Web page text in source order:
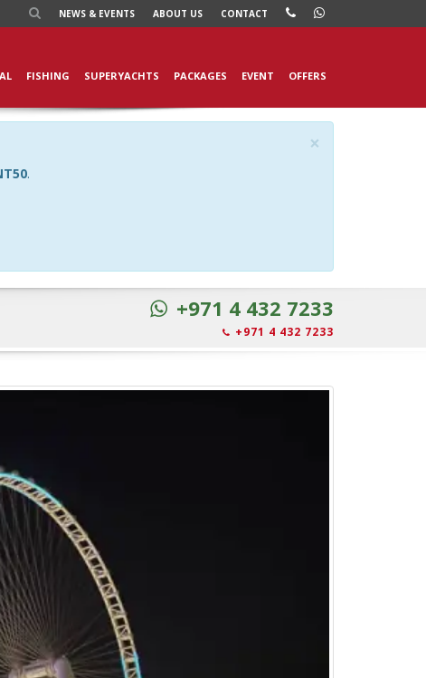
NEWS & EVENTS ABOUT US CONTACT
FISHING SUPERYACHTS PACKAGES EVENT OFFERS
×
.
+971 4 432 7233
+971 4 432 7233